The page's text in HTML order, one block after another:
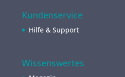
Kundenservice
Hilfe & Support
Wissenswertes